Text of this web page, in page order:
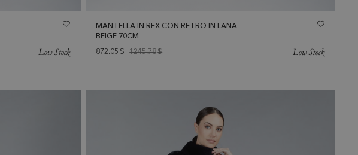
Low Stock
MANTELLA IN REX CON RETRO IN LANA
BEIGE 70CM
872.05 $ 1245.78$ Low Stock